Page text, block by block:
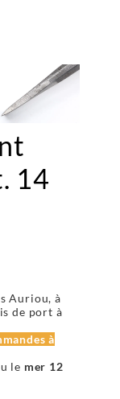
14
Auriou, à
de port à
à
le mer 12